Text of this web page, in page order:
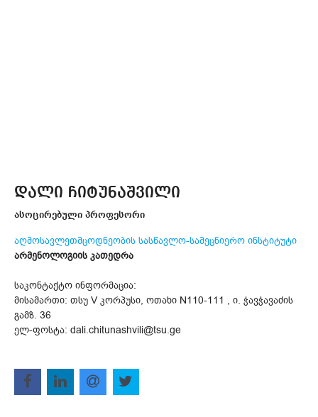
დალი ჩიტუნაშვილი
ასოცირებული პროფესორი
აღმოსავლეთმცოდნეობის სასწავლო-სამეცნიერო ინსტიტუტი
არმენოლოგიის კათედრა
საკონტაქტო ინფორმაცია:
მისამართი: თსუ V კორპუსი, ოთახი N110-111 , ი. ჭავჭავაძის
გამზ. 36
ელ-ფოსტა: dali.chitunashvili@tsu.ge